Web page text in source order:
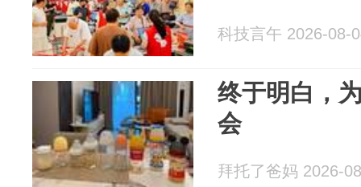
科技言午 2026-08-
终于明白，
会
拜托了爸妈 2026-